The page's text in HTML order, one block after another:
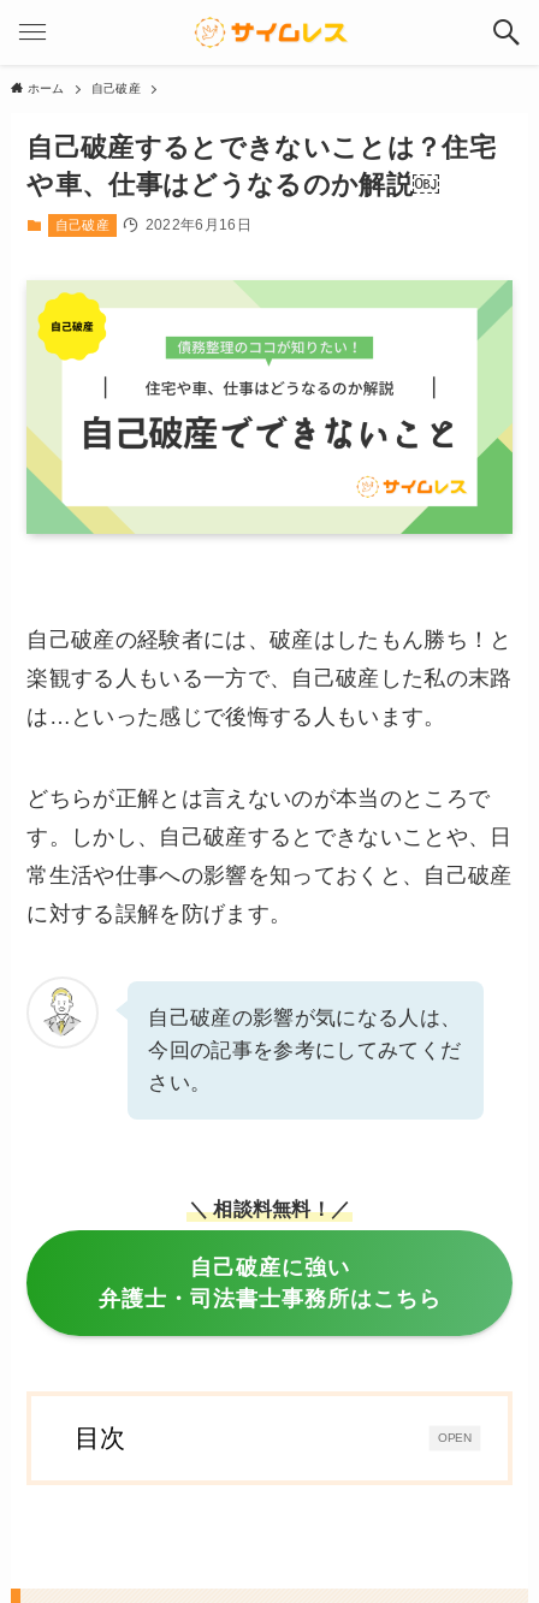
ホーム 自己破産
自己破産するとできないことは？住宅
や車、仕事はどうなるのか解説￼
自己破産 2022年6月16日
自己破産の経験者には、破産はしたもん勝ち！と
楽観する人もいる一方で、自己破産した私の末路
は…といった感じで後悔する人もいます。
どちらが正解とは言えないのが本当のところで
す。しかし、自己破産するとできないことや、日
常生活や仕事への影響を知っておくと、自己破産
に対する誤解を防げます。
自己破産の影響が気になる人は、
今回の記事を参考にしてみてくだ
さい。
＼ 相談料無料！／
自己破産に強い
弁護士・司法書士事務所はこちら
OPEN
目次